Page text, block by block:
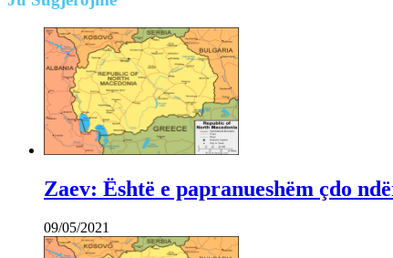
Zaev: Është e papranueshëm çdo
09/05/2021